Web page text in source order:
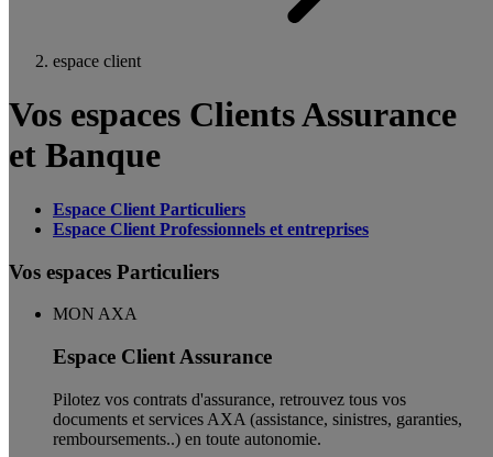
espace client
Vos espaces Clients Assurance
et Banque
Espace Client Particuliers
Espace Client Professionnels et entreprises
Vos espaces Particuliers
MON AXA
Espace Client Assurance
Pilotez vos contrats d'assurance, retrouvez tous vos
documents et services AXA (assistance, sinistres, garanties,
remboursements..) en toute autonomie. ​